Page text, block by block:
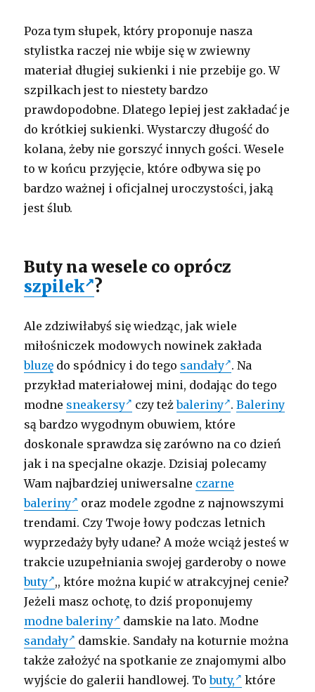
Poza tym słupek, który proponuje nasza
stylistka raczej nie wbije się w zwiewny
materiał długiej sukienki i nie przebije go. W
szpilkach jest to niestety bardzo
prawdopodobne. Dlatego lepiej jest zakładać je
do krótkiej sukienki. Wystarczy długość do
kolana, żeby nie gorszyć innych gości. Wesele
to w końcu przyjęcie, które odbywa się po
bardzo ważnej i oficjalnej uroczystości, jaką
jest ślub.
Buty na wesele co oprócz
szpilek ?
Ale zdziwiłabyś się wiedząc, jak wiele
miłośniczek modowych nowinek zakłada
bluzę do spódnicy i do tego sandały . Na
przykład materiałowej mini, dodając do tego
modne sneakersy czy teżbaleriny .Baleriny
są bardzo wygodnym obuwiem, które
doskonale sprawdza się zarówno na co dzień
jak i na specjalne okazje. Dzisiaj polecamy
Wam najbardziej uniwersalne czarne
baleriny
oraz modele zgodne z najnowszymi
trendami. Czy Twoje łowy podczas letnich
wyprzedaży były udane? A może wciąż jesteś w
trakcie uzupełniania swojej garderoby o nowe
buty ,, które można kupić w atrakcyjnej cenie?
Jeżeli masz ochotę, to dziś proponujemy
modne baleriny
damskie na lato. Modne
sandały
damskie. Sandały na koturnie można
także założyć na spotkanie ze znajomymi albo
wyjście do galerii handlowej. Tobuty,
które